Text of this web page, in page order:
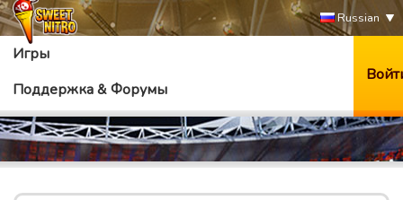
Russian
Игры
Поддержка & Форумы